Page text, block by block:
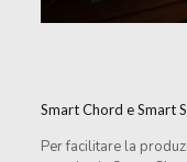
Smart Chord e Smart
Per facilitare la